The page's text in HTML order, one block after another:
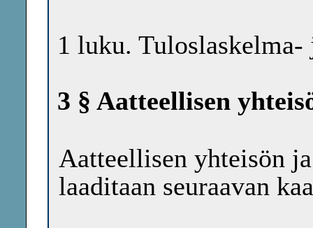
1 luku. Tuloslaskelma-
3 § Aatteellisen
Aatteellisen yhteisön
laaditaan seuraavan